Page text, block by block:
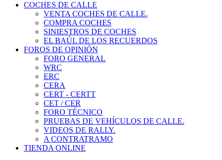
COCHES DE CALLE
VENTA COCHES DE CALLE.
COMPRA COCHES
SINIESTROS DE COCHES
EL BAÚL DE LOS RECUERDOS
FOROS DE OPINIÓN
FORO GENERAL
WRC
ERC
CERA
CERT - CERTT
CET / CER
FORO TÉCNICO
PRUEBAS DE VEHÍCULOS DE CALLE.
VIDEOS DE RALLY.
A CONTRATRAMO
TIENDA ONLINE